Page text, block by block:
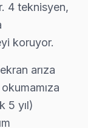
acil tamir işlemi
(kumanda,
sunarak
4 teknisyen,
koruyor.
arıza
5 yıl)